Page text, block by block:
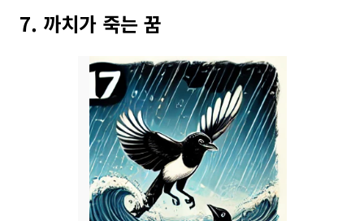
7. 까치가 죽는 꿈